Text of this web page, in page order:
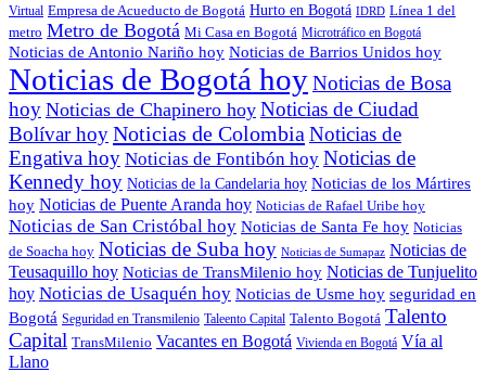
Virtual Empresa de Acueducto de Bogotá Hurto en Bogotá IDRD Línea 1 del
metro Metro de Bogotá Mi Casa en Bogotá Microtráfico en Bogotá
Noticias de Antonio Nariño hoy Noticias de Barrios Unidos hoy
Noticias de Bogotá hoyNoticias de Bosa
hoy Noticias de Chapinero hoy Noticias de Ciudad
Bolívar hoyNoticias de Colombia Noticias de
Engativa hoy Noticias de Fontibón hoy Noticias de
Kennedy hoy Noticias de la Candelaria hoy Noticias de los Mártires
hoy Noticias de Puente Aranda hoy Noticias de Rafael Uribe hoy
Noticias de San Cristóbal hoy Noticias de Santa Fe hoy Noticias
de Soacha hoy Noticias de Suba hoy Noticias de Sumapaz Noticias de
Teusaquillo hoy Noticias de TransMilenio hoy Noticias de Tunjuelito
hoy Noticias de Usaquén hoy Noticias de Usme hoy seguridad en
Bogotá Seguridad en Transmilenio Taleento Capital Talento Bogotá Talento
Capital TransMilenio Vacantes en Bogotá Vivienda en Bogotá Vía al
Llano